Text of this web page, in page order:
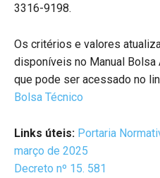
3316-9198.
Os critérios e valores
disponíveis no Manual
que pode ser acessado no
Bolsa Técnico
Links úteis: Portaria
março de 2025
Decreto nº 15. 581